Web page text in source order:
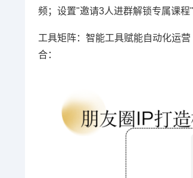
频；设置"邀请3人进群解锁专属课程
工具矩阵：智能工具赋能自动化运
合：